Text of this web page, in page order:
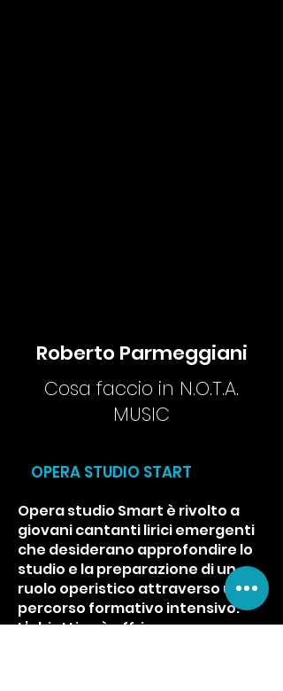
Roberto Parmeggiani
Cosa faccio in N.O.T.A.
MUSIC
OPERA STUDIO START
Opera studio Smart è rivolto a
giovani cantanti lirici emergenti
che desiderano approfondire lo
studio e la preparazione di un
ruolo operistico attraverso un
percorso formativo intensivo.
L’obiettivo è offrire